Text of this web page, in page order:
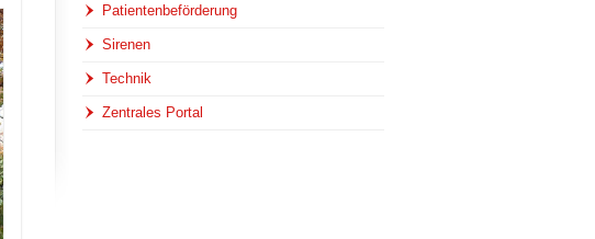
Patientenbeförderung
Sirenen
Technik
Zentrales Portal